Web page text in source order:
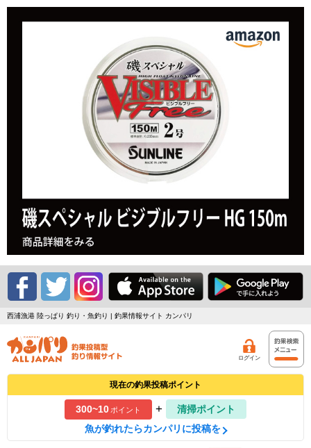
西浦漁港 陸っぱり 釣り・魚釣り | 釣果情報サイト カンパリ
ログイン
現在の釣果投稿ポイント
300~10ポイント +
清掃ポイント
魚が釣れたらカンパリに投稿を